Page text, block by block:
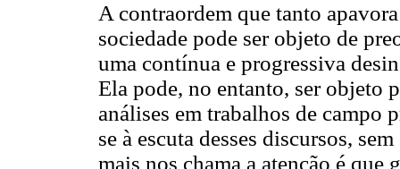
A contraordem que tanto
sociedade pode ser objeto de
uma contínua e progressiva
Ela pode, no entanto, ser objeto
análises em trabalhos de campo
se à escuta desses discursos,
mais nos chama a atenção é que